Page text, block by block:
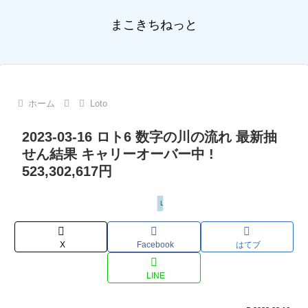
まこきちねっと
ホーム Loto
2023-03-16 ロト6 数字の川の流れ 最新抽
せん結果 キャリーオーバー中 !
523,302,617円
Loto
X Facebook はてブ
LINE